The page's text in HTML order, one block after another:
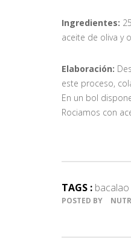
Ingredientes:
aceite de oliva y
Elaboración:
este proceso,
En un bol
Rociamos con
TAGS :
POSTED BY